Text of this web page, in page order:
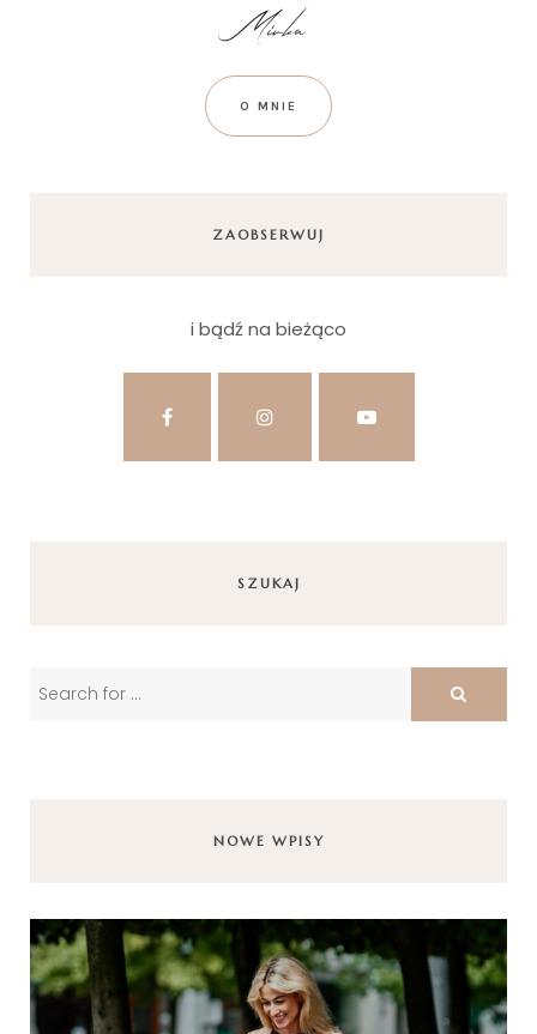
O MNIE
ZAOBSERWUJ
i bądź na bieżąco
SZUKAJ
NOWE WPISY